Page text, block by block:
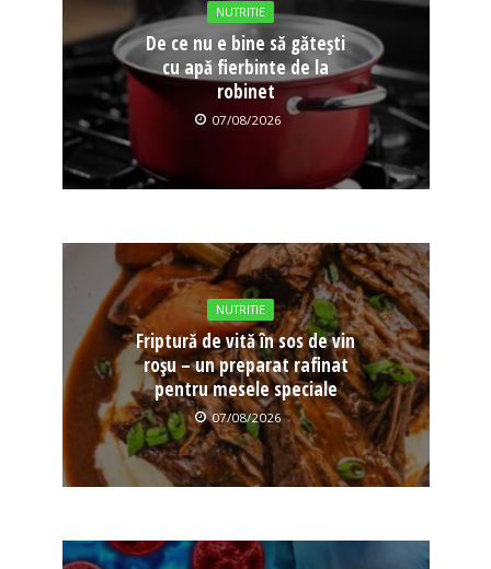
NUTRITIE
De ce nu e bine să gătești
cu apă fierbinte de la
robinet
07/08/2026
NUTRITIE
Friptură de vită în sos de vin
roșu – un preparat rafinat
pentru mesele speciale
07/08/2026